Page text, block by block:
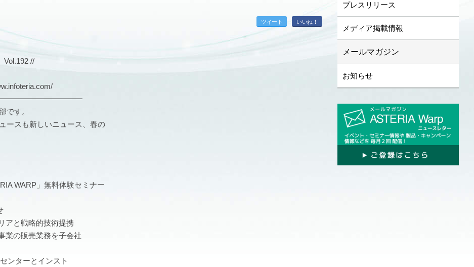
ツイート いいね！
//
す。
ースも新しいニュース、春の
WARP」無料体験セミナー
アと戦略的技術提携
業の販売業務を子会社
ンターとインスト
プレスリリース
メディア掲載情報
メールマガジン
お知らせ